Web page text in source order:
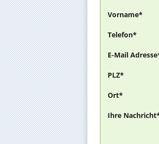
Vorname*
Telefon*
E-Mail
PLZ*
Ort*
Ihre